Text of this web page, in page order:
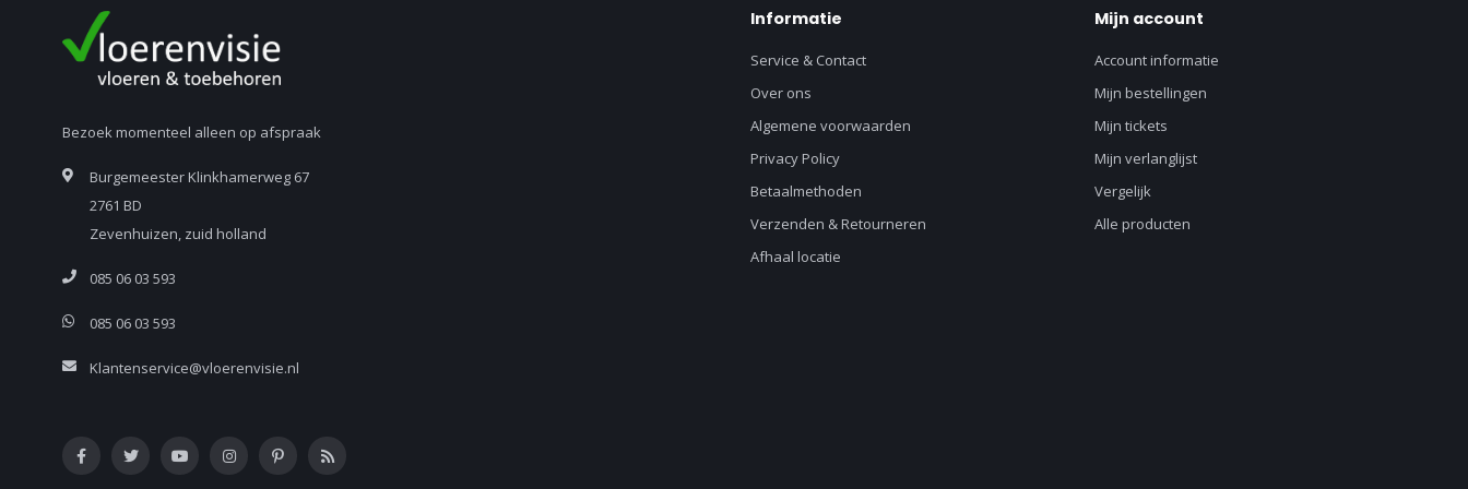
Bezoek momenteel alleen op afspraak
Burgemeester Klinkhamerweg 67
2761 BD
Zevenhuizen, zuid holland
085 06 03 593
085 06 03 593
Klantenservice@vloerenvisie.nl
Informatie
Service & Contact
Over ons
Algemene voorwaarden
Privacy Policy
Betaalmethoden
Verzenden & Retourneren
Afhaal locatie
Mijn account
Account informatie
Mijn bestellingen
Mijn tickets
Mijn verlanglijst
Vergelijk
Alle producten